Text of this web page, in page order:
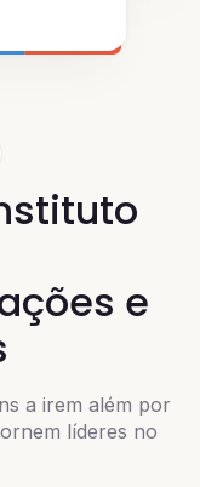
e
a irem além por
líderes no